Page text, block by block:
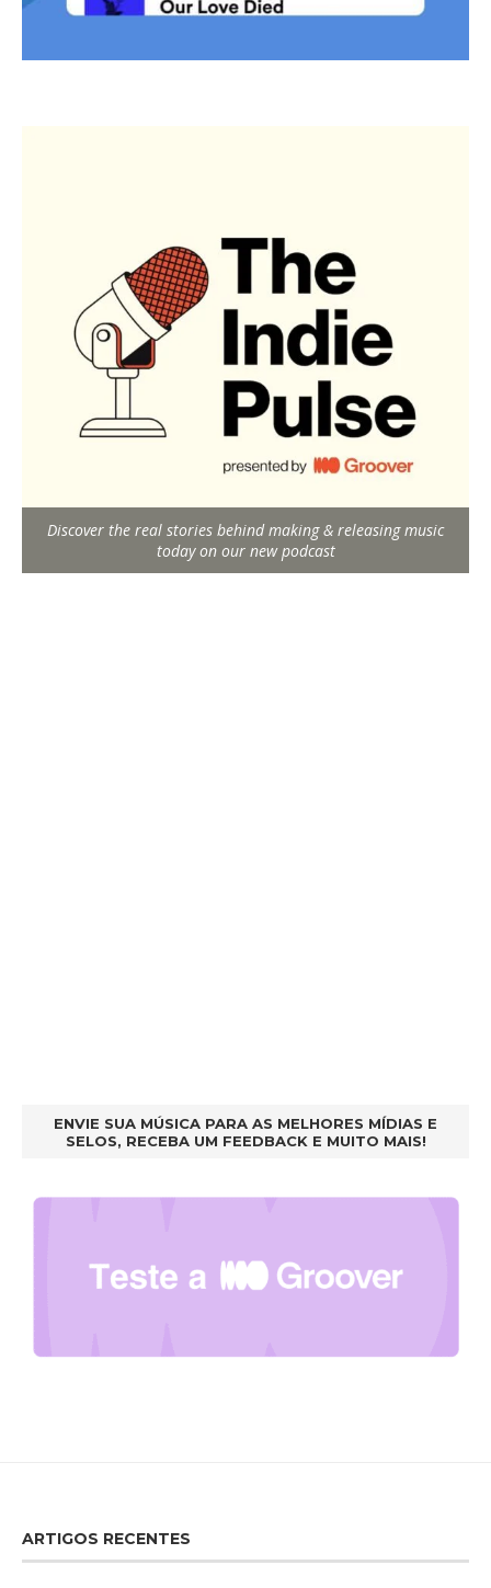
Discover the real stories behind making & releasing music
today on our new podcast
ENVIE SUA MÚSICA PARA AS MELHORES MÍDIAS E
SELOS, RECEBA UM FEEDBACK E MUITO MAIS!
ARTIGOS RECENTES